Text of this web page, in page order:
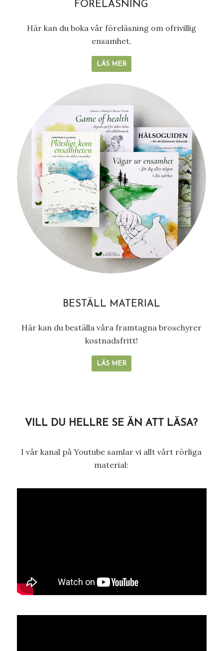
FÖRELÄSNING
Här kan du boka vår föreläsning om ofrivillig
ensamhet.
LÄS MER
BESTÄLL MATERIAL
Här kan du beställa våra framtagna broschyrer
kostnadsfritt!
LÄS MER
VILL DU HELLRE SE ÄN ATT LÄSA?
I vår kanal på Youtube samlar vi allt vårt rörliga
material: